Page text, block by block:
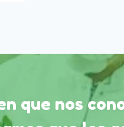
que nos